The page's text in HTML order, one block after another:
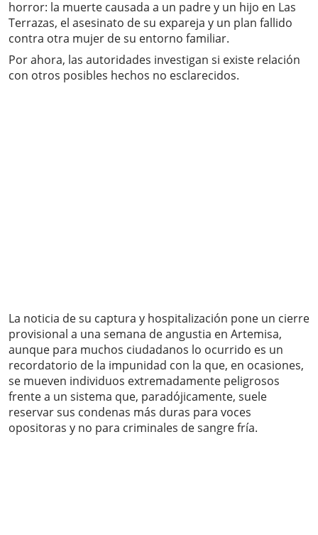
horror: la muerte causada a un padre y un hijo en Las
Terrazas, el asesinato de su expareja y un plan fallido
contra otra mujer de su entorno familiar.
Por ahora, las autoridades investigan si existe relación
con otros posibles hechos no esclarecidos.
La noticia de su captura y hospitalización pone un cierre
provisional a una semana de angustia en Artemisa,
aunque para muchos ciudadanos lo ocurrido es un
recordatorio de la impunidad con la que, en ocasiones,
se mueven individuos extremadamente peligrosos
frente a un sistema que, paradójicamente, suele
reservar sus condenas más duras para voces
opositoras y no para criminales de sangre fría.